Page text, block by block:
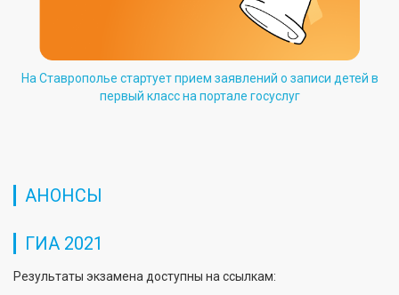
На Ставрополье стартует прием заявлений о записи детей в
первый класс на портале госуслуг
АНОНСЫ
ГИА 2021
Результаты экзамена доступны на ссылкам: